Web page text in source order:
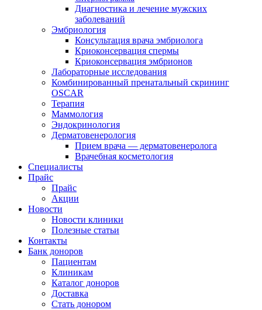
Диагностика и лечение мужских
заболеваний
Эмбриология
Консультация врача эмбриолога
Криоконсервация спермы
Криоконсервация эмбрионов
Лабораторные исследования
Комбинированный пренатальный скрининг
OSCAR
Терапия
Маммология
Эндокринология
Дерматовенерология
Прием врача — дерматовенеролога
Врачебная косметология
Специалисты
Прайс
Прайс
Акции
Новости
Новости клиники
Полезные статьи
Контакты
Банк доноров
Пациентам
Клиникам
Каталог доноров
Доставка
Стать донором